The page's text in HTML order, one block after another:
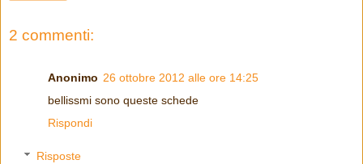
2 commenti:
Anonimo 26 ottobre 2012 alle ore 14:25
bellissmi sono queste schede
Rispondi
Risposte